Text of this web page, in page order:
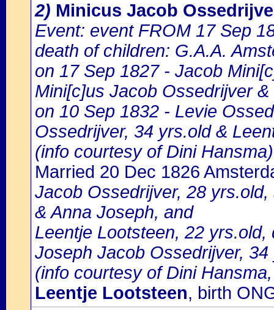
2) Minicus Jacob
Event: event FROM 17 Sep
death of children: G.A.A.
on 17 Sep 1827 - Jacob
Mini[c]us Jacob Ossedrijver
on 10 Sep 1832 - Levie
Ossedrijver, 34 yrs.old &
(info courtesy of Dini Hansma)
Married 20 Dec 1826
Jacob Ossedrijver, 28
& Anna Joseph, and
Leentje Lootsteen, 22
Joseph Jacob Ossedrijver,
(info courtesy of Dini
Leentje Lootsteen, birth